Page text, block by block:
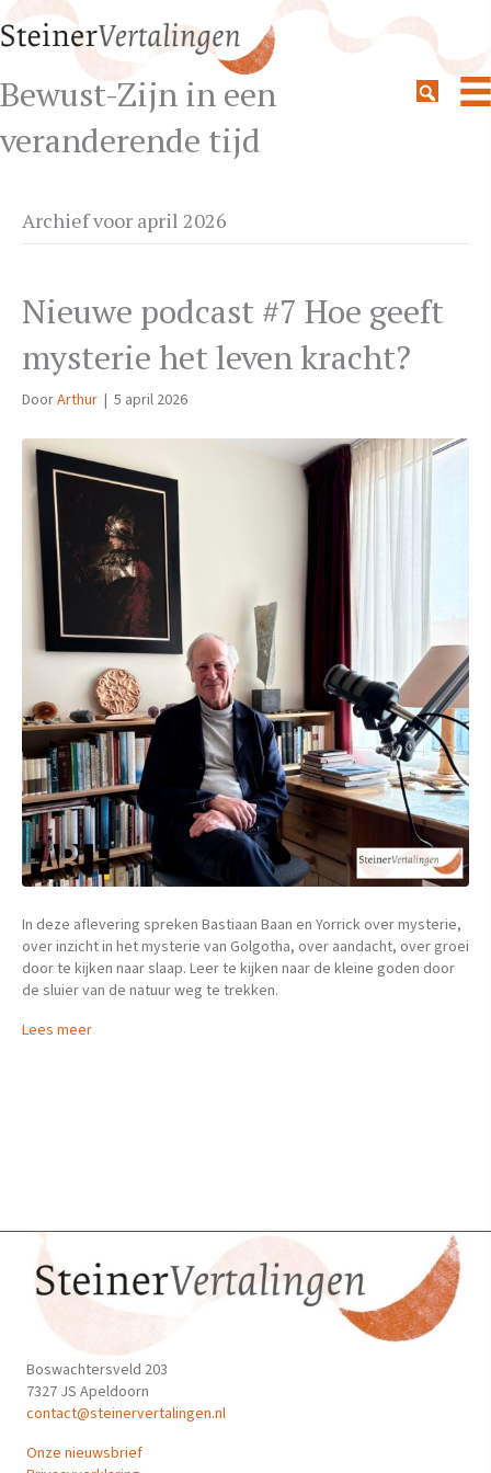
Bewust-Zijn in een
veranderende tijd
Archief voor april 2026
Nieuwe podcast #7 Hoe geeft
mysterie het leven kracht?
DoorArthur | 5 april 2026
In deze aflevering spreken Bastiaan Baan en Yorrick over mysterie,
over inzicht in het mysterie van Golgotha, over aandacht, over groei
door te kijken naar slaap. Leer te kijken naar de kleine goden door
de sluier van de natuur weg te trekken.
Lees meer
Boswachtersveld 203
7327 JS Apeldoorn
contact@steinervertalingen.nl
Onze nieuwsbrief